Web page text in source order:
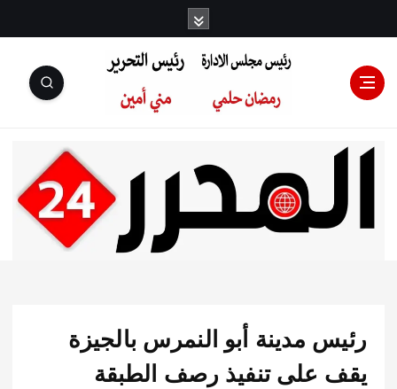
رئيس مجلس
الإدارة: رمضان
التحرير:مني أمين
مدينة أبو النمرس بالجيزة
على تنفيذ رصف الطبقة